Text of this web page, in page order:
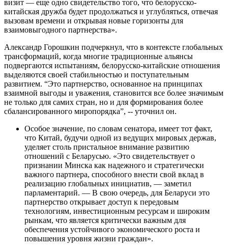
визит — еще одно свидетельство того, что белорусско-
китайская дружба будет продолжаться и углубляться, отвечая
вызовам времени и открывая новые горизонты для
взаимовыгодного партнерства».
Александр Горошкин подчеркнул, что в контексте глобальных
трансформаций, когда многие традиционные альянсы
подвергаются испытаниям, белорусско-китайские отношения
выделяются своей стабильностью и поступательным
развитием. “Это партнерство, основанное на принципах
взаимной выгоды и уважения, становится все более значимым
не только для самих стран, но и для формирования более
сбалансированного миропорядка”, -- уточнил он.
Особое значение, по словам сенатора, имеет тот факт,
что Китай, будучи одной из ведущих мировых держав,
уделяет столь пристальное внимание развитию
отношений с Беларусью. «Это свидетельствует о
признании Минска как надежного и стратегически
важного партнера, способного внести свой вклад в
реализацию глобальных инициатив, — заметил
парламентарий. — В свою очередь, для Беларуси это
партнерство открывает доступ к передовым
технологиям, инвестиционным ресурсам и широким
рынкам, что является критически важным для
обеспечения устойчивого экономического роста и
повышения уровня жизни граждан».